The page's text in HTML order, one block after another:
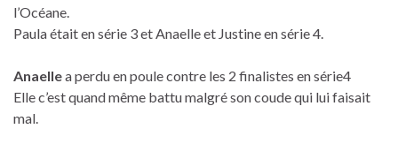
l’Océane.
Paula était en série 3 et Anaelle et Justine en série 4.
Anaellea perdu en poule contre les 2 finalistes en série4
Elle c’est quand même battu malgré son coude qui lui faisait
mal.